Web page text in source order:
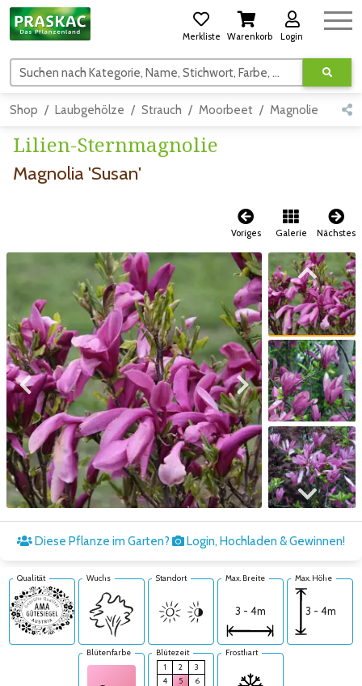
Merkliste Warenkorb Login
Suchen nach Kategorie, Name, Stichwort, Farbe, usw.
Shop Laubgehölze Strauch Moorbeet Magnolie
Lilien-Sternmagnolie
Magnolia 'Susan'
Voriges Galerie Nächstes
Zum vorigen Bild Zum nächsten Bild
Zum vorigen Bild
Zum nächsten Bild
Diese Pflanze im Garten? Login, Hochladen & Gewinnen!
Qualität Wuchs Standort Max. Breite
3 - 4m
Max. Höhe
3 - 4m
Blütenfarbe
Blütezeit
1
2
3
4
5
6
Frosthart